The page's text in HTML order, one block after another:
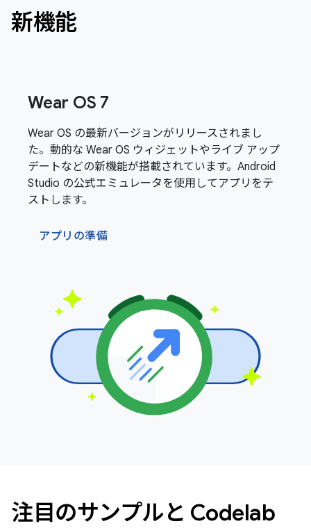
新機能
Wear OS 7
Wear OS の最新バージョンがリリースされまし
た。動的な Wear OS ウィジェットやライブ アップ
デートなどの新機能が搭載されています。Android
Studio の公式エミュレータを使用してアプリをテ
ストします。
アプリの準備
注目のサンプルと Codelab